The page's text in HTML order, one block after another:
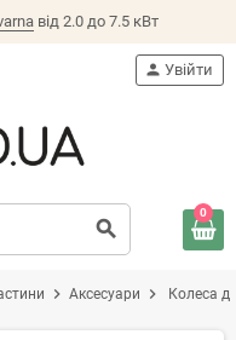
від 2.0 до 7.5 кВт
search
person Увійти
0
chevron_right Аксесуари chevron_right Колеса